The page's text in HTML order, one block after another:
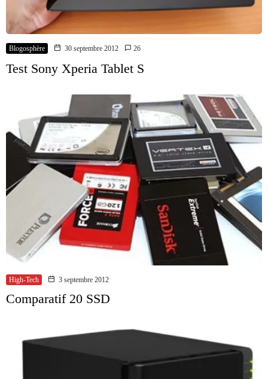
Blogosphère 30 septembre 2012 26
Test Sony Xperia Tablet S
High-Tech 3 septembre 2012
Comparatif 20 SSD